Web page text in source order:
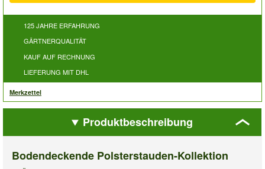
125 JAHRE ERFAHRUNG
GÄRTNERQUALITÄT
KAUF AUF RECHNUNG
LIEFERUNG MIT DHL
Merkzettel
Produktbeschreibung
Bodendeckende Polsterstauden-Kollektion